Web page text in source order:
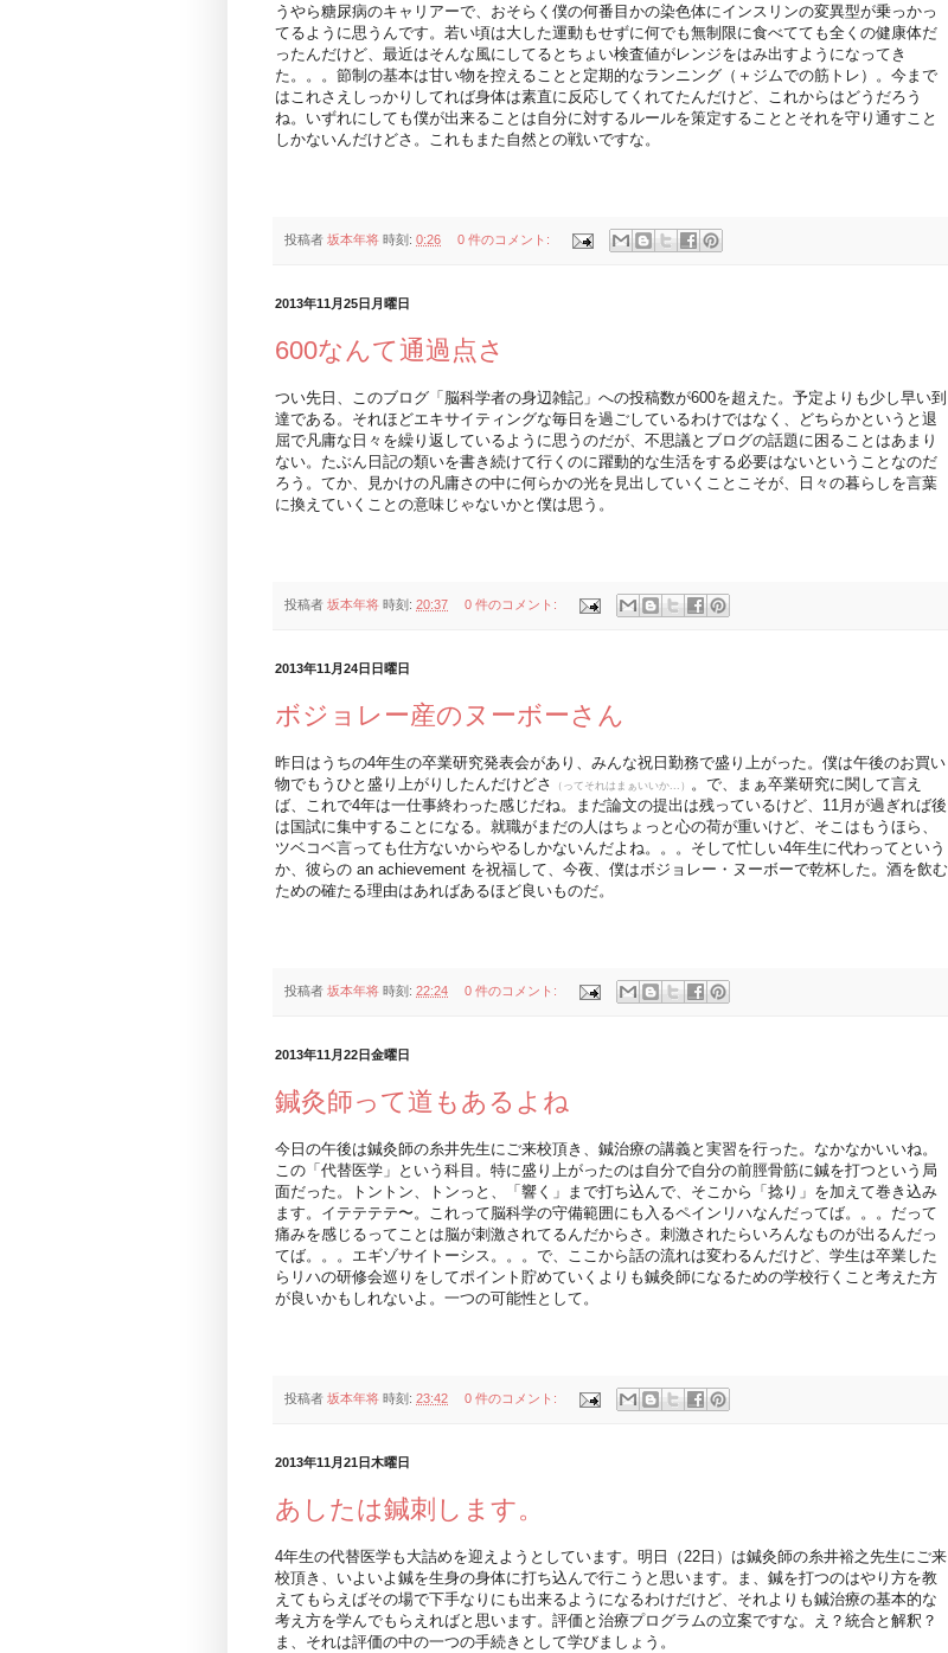
うやら糖尿病のキャリアーで、おそらく僕の何番目かの染色体にインスリンの変異型が乗っかっ
てるように思うんです。若い頃は大した運動もせずに何でも無制限に食べてても全くの健康体だ
ったんだけど、最近はそんな風にしてるとちょい検査値がレンジをはみ出すようになってき
た。。。節制の基本は甘い物を控えることと定期的なランニング（＋ジムでの筋トレ）。今まで
はこれさえしっかりしてれば身体は素直に反応してくれてたんだけど、これからはどうだろう
ね。いずれにしても僕が出来ることは自分に対するルールを策定することとそれを守り通すこと
しかないんだけどさ。これもまた自然との戦いですな。
投稿者 坂本年将 時刻: 0:26 0 件のコメント:
2013年11月25日月曜日
600なんて通過点さ
つい先日、このブログ「脳科学者の身辺雑記」への投稿数が600を超えた。予定よりも少し早い到
達である。それほどエキサイティングな毎日を過ごしているわけではなく、どちらかというと退
屈で凡庸な日々を繰り返しているように思うのだが、不思議とブログの話題に困ることはあまり
ない。たぶん日記の類いを書き続けて行くのに躍動的な生活をする必要はないということなのだ
ろう。てか、見かけの凡庸さの中に何らかの光を見出していくことこそが、日々の暮らしを言葉
に換えていくことの意味じゃないかと僕は思う。
投稿者 坂本年将 時刻: 20:37 0 件のコメント:
2013年11月24日日曜日
ボジョレー産のヌーボーさん
昨日はうちの4年生の卒業研究発表会があり、みんな祝日勤務で盛り上がった。僕は午後のお買い
物でもうひと盛り上がりしたんだけどさ
（ってそれはまぁいいか...）
。で、まぁ卒業研究に関して言え
ば、これで4年は一仕事終わった感じだね。まだ論文の提出は残っているけど、11月が過ぎれば後
は国試に集中することになる。就職がまだの人はちょっと心の荷が重いけど、そこはもうほら、
ツベコベ言っても仕方ないからやるしかないんだよね。。。そして忙しい4年生に代わってという
か、彼らの an achievement を祝福して、今夜、僕はボジョレー・ヌーボーで乾杯した。酒を飲む
ための確たる理由はあればあるほど良いものだ。
投稿者 坂本年将 時刻: 22:24 0 件のコメント:
2013年11月22日金曜日
鍼灸師って道もあるよね
今日の午後は鍼灸師の糸井先生にご来校頂き、鍼治療の講義と実習を行った。なかなかいいね。
この「代替医学」という科目。特に盛り上がったのは自分で自分の前脛骨筋に鍼を打つという局
面だった。トントン、トンっと、「響く」まで打ち込んで、そこから「捻り」を加えて巻き込み
ます。イテテテテ〜。これって脳科学の守備範囲にも入るペインリハなんだってば。。。だって
痛みを感じるってことは脳が刺激されてるんだからさ。刺激されたらいろんなものが出るんだっ
てば。。。エギゾサイトーシス。。。で、ここから話の流れは変わるんだけど、学生は卒業した
らリハの研修会巡りをしてポイント貯めていくよりも鍼灸師になるための学校行くこと考えた方
が良いかもしれないよ。一つの可能性として。
投稿者 坂本年将 時刻: 23:42 0 件のコメント:
2013年11月21日木曜日
あしたは鍼刺します。
4年生の代替医学も大詰めを迎えようとしています。明日（22日）は鍼灸師の糸井裕之先生にご来
校頂き、いよいよ鍼を生身の身体に打ち込んで行こうと思います。ま、鍼を打つのはやり方を教
えてもらえばその場で下手なりにも出来るようになるわけだけど、それよりも鍼治療の基本的な
考え方を学んでもらえればと思います。評価と治療プログラムの立案ですな。え？統合と解釈？
ま、それは評価の中の一つの手続きとして学びましょう。